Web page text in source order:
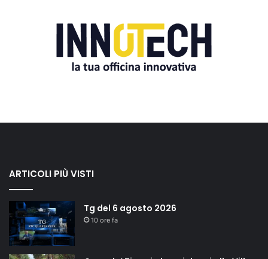
ARTICOLI PIÙ VISTI
Tg del 6 agosto 2026
10 ore fa